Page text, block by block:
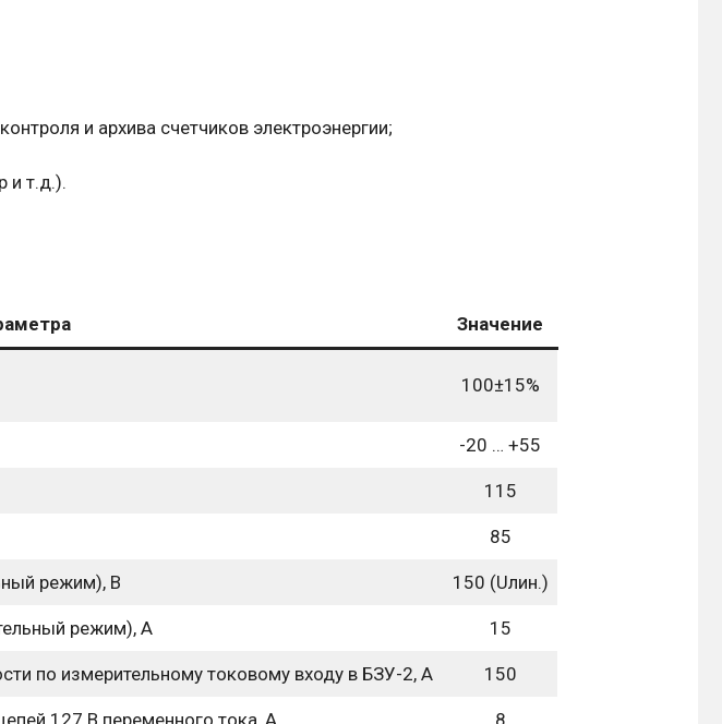
и архива счетчиков электроэнергии;
и т.д.).
Значение
100±15%
-20 … +55
115
85
режим), В 150 (Uлин.)
режим), А 15
по измерительному токовому входу в БЗУ-2, А 150